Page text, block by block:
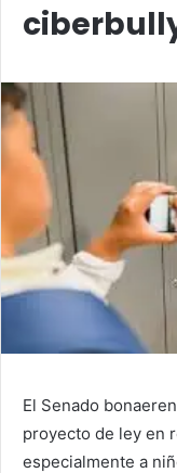
El Senado
proyecto de ley en
especialmente a